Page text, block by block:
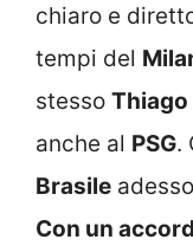
chiaro e
tempi del
stesso Thiago
anche al PSG.
Brasile
Con un